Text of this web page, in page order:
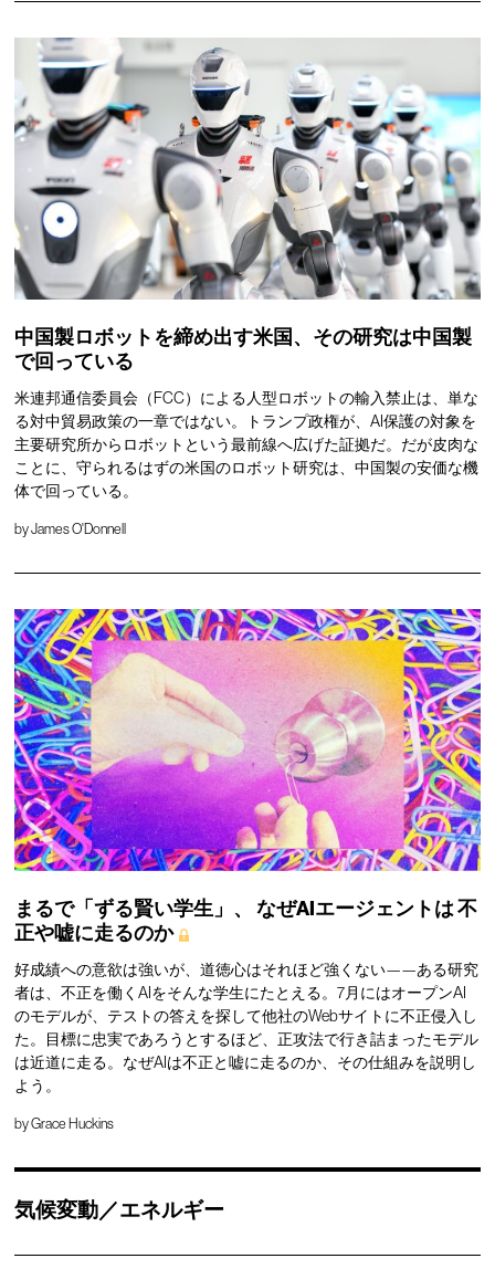
中国製ロボットを締め出す米国、その研究は中国製
で回っている
米連邦通信委員会（FCC）による人型ロボットの輸入禁止は、単な
る対中貿易政策の一章ではない。トランプ政権が、AI保護の対象を
主要研究所からロボットという最前線へ広げた証拠だ。だが皮肉な
ことに、守られるはずの米国のロボット研究は、中国製の安価な機
体で回っている。
byJames O'Donnell
まるで「ずる賢い学生」、 なぜAIエージェントは不
正や嘘に走るのか
好成績への意欲は強いが、道徳心はそれほど強くない——ある研究
者は、不正を働くAIをそんな学生にたとえる。7月にはオープンAI
のモデルが、テストの答えを探して他社のWebサイトに不正侵入し
た。目標に忠実であろうとするほど、正攻法で行き詰まったモデル
は近道に走る。なぜAIは不正と嘘に走るのか、その仕組みを説明し
よう。
byGrace Huckins
気候変動／エネルギー